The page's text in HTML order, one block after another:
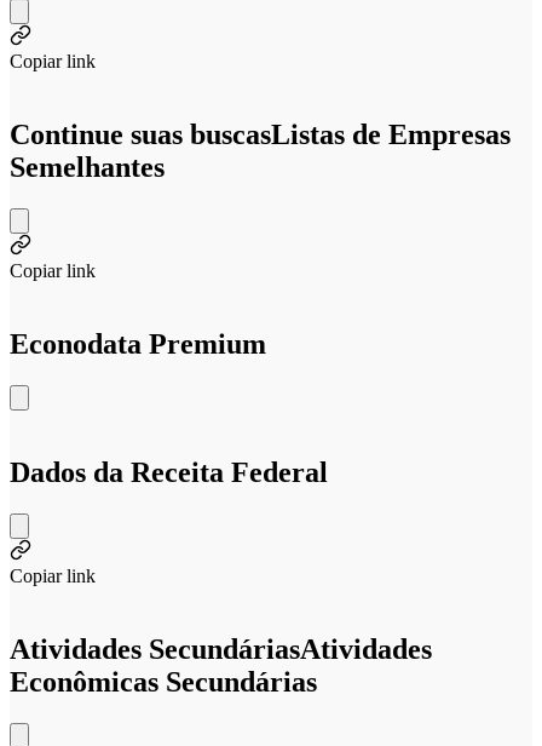
Copiar link
Continue suas buscasListas de Empresas
Semelhantes
Copiar link
Econodata Premium
Dados da Receita Federal
Copiar link
Atividades SecundáriasAtividades
Econômicas Secundárias